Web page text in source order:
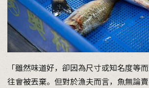
「雖然味道好，卻因為尺寸或知名度等
往會被丟棄。但對於漁夫而言，魚無論